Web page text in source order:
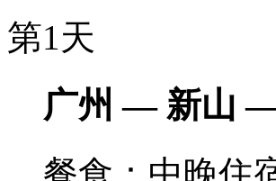
第1天
广州 — 新山
餐食：中晚住